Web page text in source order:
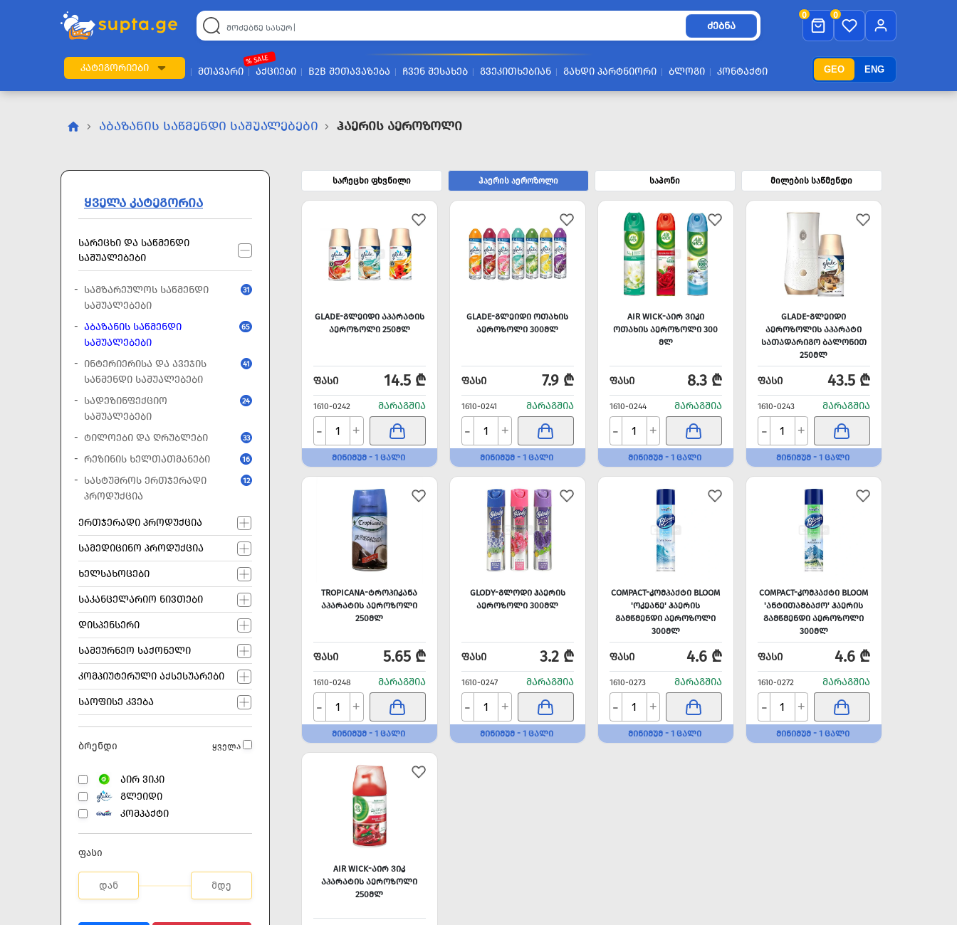
GEO ENG
ᲫᲔᲑᲜᲐ
0 0
ᲙᲐᲢᲔᲒᲝᲠᲘᲔᲑᲘ ᲛᲗᲐᲕᲐᲠᲘ ᲐᲥᲪᲘᲔᲑᲘ
% SALE
B2B ᲨᲔᲗᲐᲕᲐᲖᲔᲑᲐ ᲩᲕᲔᲜ ᲨᲔᲡᲐᲮᲔᲑ ᲒᲕᲔᲙᲘᲗᲮᲔᲑᲘᲐᲜ ᲒᲐᲮᲓᲘ ᲞᲐᲠᲢᲜᲘᲝᲠᲘ ᲑᲚᲝᲒᲘ ᲙᲝᲜᲢᲐᲥᲢᲘ
ᲐᲑᲐᲖᲐᲜᲘᲡ ᲡᲐᲬᲛᲔᲜᲓᲘ ᲡᲐᲨᲣᲐᲚᲔᲑᲔᲑᲘ Ჰაერის Აეროზოლი
ᲧᲕᲔᲚᲐ ᲙᲐᲢᲔᲒᲝᲠᲘᲐ
ᲡᲐᲠᲔᲪᲮᲘ ᲓᲐ ᲡᲐᲬᲛᲔᲜᲓᲘ
ᲡᲐᲨᲣᲐᲚᲔᲑᲔᲑᲘ
ᲡᲐᲛᲖᲐᲠᲔᲣᲚᲝᲡ ᲡᲐᲬᲛᲔᲜᲓᲘ
ᲡᲐᲨᲣᲐᲚᲔᲑᲔᲑᲘ
31
ᲐᲑᲐᲖᲐᲜᲘᲡ ᲡᲐᲬᲛᲔᲜᲓᲘ
ᲡᲐᲨᲣᲐᲚᲔᲑᲔᲑᲘ
65
ᲘᲜᲢᲔᲠᲘᲔᲠᲘᲡᲐ ᲓᲐ ᲐᲕᲔᲯᲘᲡ
ᲡᲐᲬᲛᲔᲜᲓᲘ ᲡᲐᲨᲣᲐᲚᲔᲑᲔᲑᲘ
41
ᲡᲐᲓᲔᲖᲘᲜᲤᲔᲥᲪᲘᲝ
ᲡᲐᲨᲣᲐᲚᲔᲑᲔᲑᲘ
24
ᲢᲘᲚᲝᲔᲑᲘ ᲓᲐ ᲦᲠᲣᲑᲚᲔᲑᲘ 33
ᲠᲔᲖᲘᲜᲘᲡ ᲮᲔᲚᲗᲐᲗᲛᲐᲜᲔᲑᲘ 16
ᲡᲐᲡᲢᲣᲛᲠᲝᲡ ᲔᲠᲗᲯᲔᲠᲐᲓᲘ
ᲞᲠᲝᲓᲣᲥᲪᲘᲐ
12
ᲔᲠᲗᲯᲔᲠᲐᲓᲘ ᲞᲠᲝᲓᲣᲥᲪᲘᲐ
ᲡᲐᲛᲔᲓᲘᲪᲘᲜᲝ ᲞᲠᲝᲓᲣᲥᲪᲘᲐ
ᲮᲔᲚᲡᲐᲮᲝᲪᲔᲑᲘ
ᲡᲐᲙᲐᲜᲪᲔᲚᲐᲠᲘᲝ ᲜᲘᲕᲗᲔᲑᲘ
ᲓᲘᲡᲞᲔᲜᲡᲔᲠᲘ
ᲡᲐᲛᲔᲣᲠᲜᲔᲝ ᲡᲐᲥᲝᲜᲔᲚᲘ
ᲙᲝᲛᲞᲘᲣᲢᲔᲠᲣᲚᲘ ᲐᲥᲡᲔᲡᲣᲐᲠᲔᲑᲘ
ᲡᲐᲝᲤᲘᲡᲔ ᲙᲕᲔᲑᲐ
ბრენდი ყველა
ᲐᲘᲠ ᲕᲘᲙᲘ
ᲒᲚᲔᲘᲓᲘ
ᲙᲝᲛᲞᲐᲥᲢᲘ
ფასი
სარეცხი ფხვნილი ჰაერის აეროზოლი საპონი მილების საწმენდი
GLADE-ᲒᲚᲔᲘᲓᲘ ᲐᲞᲐᲠᲐᲢᲘᲡ
ᲐᲔᲠᲝᲖᲝᲚᲘ 250ᲛᲚ
ᲤᲐᲡᲘ 14.5 ₾
1610-0242 ᲛᲐᲠᲐᲒᲨᲘᲐ
- +
ᲛᲘᲜᲘᲛᲣᲛ - 1 ᲪᲐᲚᲘ
GLADE-ᲒᲚᲔᲘᲓᲘ ᲝᲗᲐᲮᲘᲡ
ᲐᲔᲠᲝᲖᲝᲚᲘ 300ᲛᲚ
ᲤᲐᲡᲘ 7.9 ₾
1610-0241 ᲛᲐᲠᲐᲒᲨᲘᲐ
- +
ᲛᲘᲜᲘᲛᲣᲛ - 1 ᲪᲐᲚᲘ
AIR WICK-ᲐᲘᲠ ᲕᲘᲙᲘ
ᲝᲗᲐᲮᲘᲡ ᲐᲔᲠᲝᲖᲝᲚᲘ 300
ᲛᲚ
ᲤᲐᲡᲘ 8.3 ₾
1610-0244 ᲛᲐᲠᲐᲒᲨᲘᲐ
- +
ᲛᲘᲜᲘᲛᲣᲛ - 1 ᲪᲐᲚᲘ
GLADE-ᲒᲚᲔᲘᲓᲘ
ᲐᲔᲠᲝᲖᲝᲚᲘᲡ ᲐᲞᲐᲠᲐᲢᲘ
ᲡᲐᲗᲐᲓᲐᲠᲘᲒᲝ ᲑᲐᲚᲝᲜᲘᲗ
250ᲛᲚ
ᲤᲐᲡᲘ 43.5 ₾
1610-0243 ᲛᲐᲠᲐᲒᲨᲘᲐ
- +
ᲛᲘᲜᲘᲛᲣᲛ - 1 ᲪᲐᲚᲘ
TROPICANA-ᲢᲠᲝᲞᲘᲙᲐᲜᲐ
ᲐᲞᲐᲠᲐᲢᲘᲡ ᲐᲔᲠᲝᲖᲝᲚᲘ
250ᲛᲚ
ᲤᲐᲡᲘ 5.65 ₾
1610-0248 ᲛᲐᲠᲐᲒᲨᲘᲐ
- +
ᲛᲘᲜᲘᲛᲣᲛ - 1 ᲪᲐᲚᲘ
GLODY-ᲒᲚᲝᲓᲘ ᲰᲐᲔᲠᲘᲡ
ᲐᲔᲠᲝᲖᲝᲚᲘ 300ᲛᲚ
ᲤᲐᲡᲘ 3.2 ₾
1610-0247 ᲛᲐᲠᲐᲒᲨᲘᲐ
- +
ᲛᲘᲜᲘᲛᲣᲛ - 1 ᲪᲐᲚᲘ
COMPACT-ᲙᲝᲛᲞᲐᲥᲢᲘ BLOOM
'ᲝᲙᲔᲐᲜᲔ' ᲰᲐᲔᲠᲘᲡ
ᲒᲐᲛᲬᲛᲔᲜᲓᲘ ᲐᲔᲠᲝᲖᲝᲚᲘ
300ᲛᲚ
ᲤᲐᲡᲘ 4.6 ₾
1610-0273 ᲛᲐᲠᲐᲒᲨᲘᲐ
- +
ᲛᲘᲜᲘᲛᲣᲛ - 1 ᲪᲐᲚᲘ
COMPACT-ᲙᲝᲛᲞᲐᲥᲢᲘ BLOOM
'ᲐᲜᲢᲘᲗᲐᲛᲑᲐᲥᲝ' ᲰᲐᲔᲠᲘᲡ
ᲒᲐᲛᲬᲛᲔᲜᲓᲘ ᲐᲔᲠᲝᲖᲝᲚᲘ
300ᲛᲚ
ᲤᲐᲡᲘ 4.6 ₾
1610-0272 ᲛᲐᲠᲐᲒᲨᲘᲐ
- +
ᲛᲘᲜᲘᲛᲣᲛ - 1 ᲪᲐᲚᲘ
AIR WICK-ᲐᲘᲠ ᲕᲘᲙ
ᲐᲞᲐᲠᲐᲢᲘᲡ ᲐᲔᲠᲝᲖᲝᲚᲘ
250ᲛᲚ